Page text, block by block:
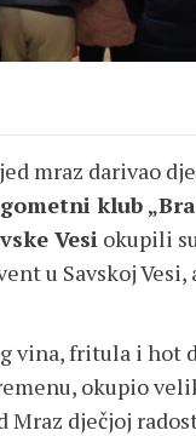
mraz darivao
klub
Vesi okupili
u Savskoj
vina, fritula i hot
okupio
Mraz dječjoj